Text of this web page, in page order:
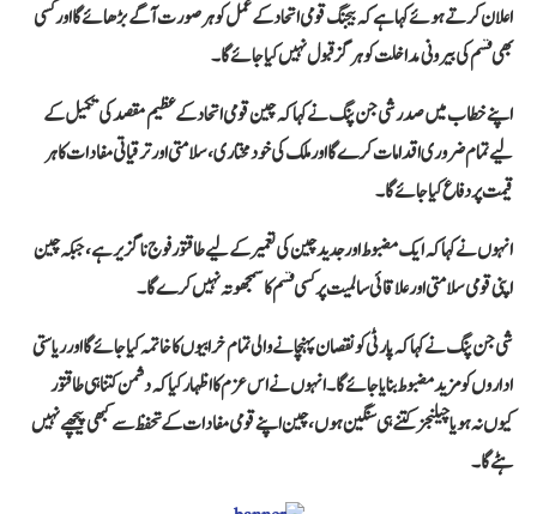
اعلان کرتے ہوئے کہا ہے کہ بیجنگ قومی اتحاد کے عمل کو ہر صورت آگے بڑھائے گا اور کسی
بھی قسم کی بیرونی مداخلت کو ہرگز قبول نہیں کیا جائے گا۔
اپنے خطاب میں صدر شی جن پنگ نے کہا کہ چین قومی اتحاد کے عظیم مقصد کی تکمیل کے
لیے تمام ضروری اقدامات کرے گا اور ملک کی خودمختاری، سلامتی اور ترقیاتی مفادات کا ہر
قیمت پر دفاع کیا جائے گا۔
انہوں نے کہا کہ ایک مضبوط اور جدید چین کی تعمیر کے لیے طاقتور فوج ناگزیر ہے، جبکہ چین
اپنی قومی سلامتی اور علاقائی سالمیت پر کسی قسم کا سمجھوتہ نہیں کرے گا۔
شی جن پنگ نے کہا کہ پارٹی کو نقصان پہنچانے والی تمام خرابیوں کا خاتمہ کیا جائے گا اور ریاستی
اداروں کو مزید مضبوط بنایا جائے گا۔ انہوں نے اس عزم کا اظہار کیا کہ دشمن کتنا ہی طاقتور
کیوں نہ ہو یا چیلنجز کتنے ہی سنگین ہوں، چین اپنے قومی مفادات کے تحفظ سے کبھی پیچھے نہیں
ہٹے گا۔